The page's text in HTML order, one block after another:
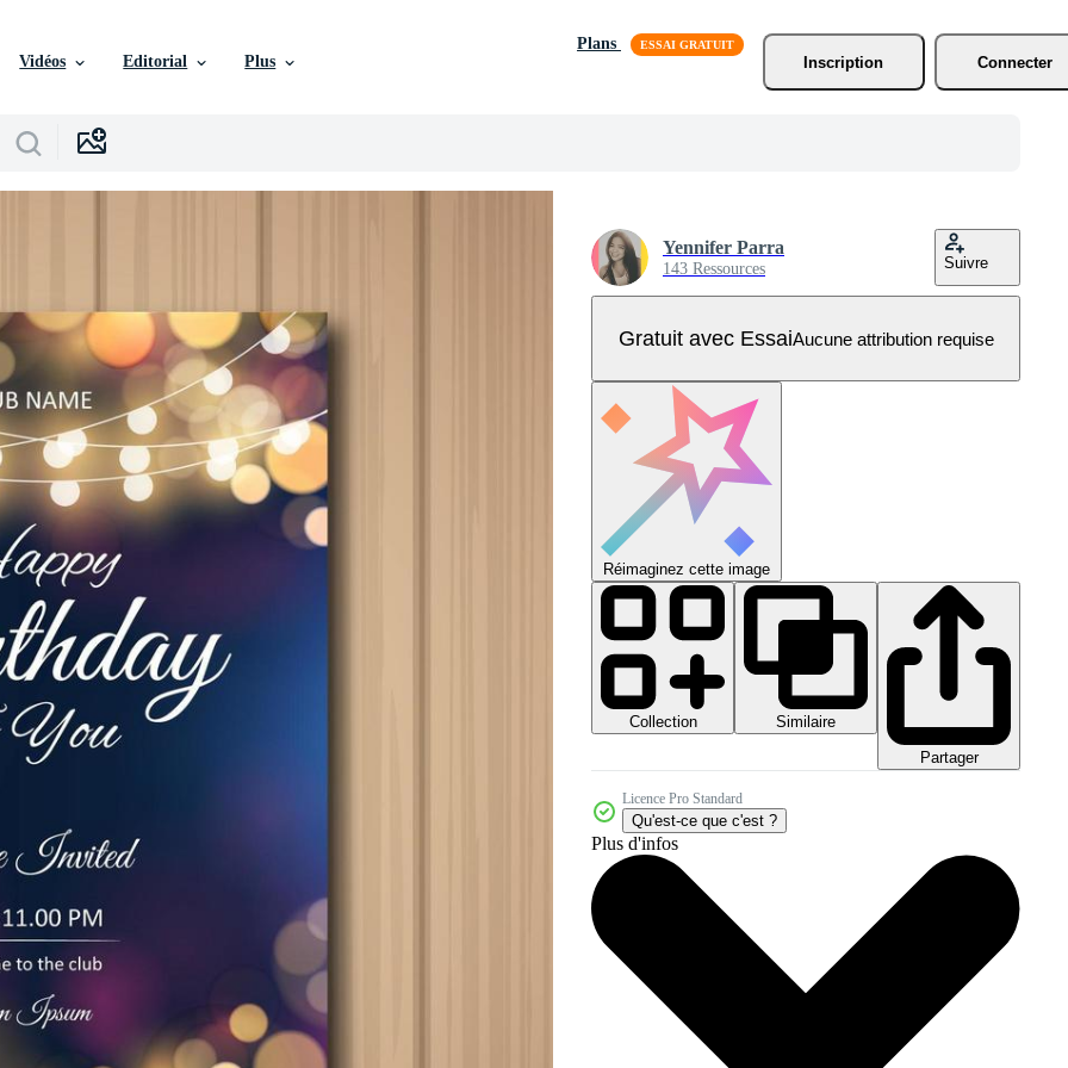
Vidéos Editorial Plus
Plans
Inscription
Connecter
Yennifer Parra
143 Ressources Suivre
Gratuit avec EssaiAucune attribution requise
Réimaginez cette image
Collection
Similaire
Partager
Licence Pro Standard
Qu'est-ce que c'est ?
Plus d'infos